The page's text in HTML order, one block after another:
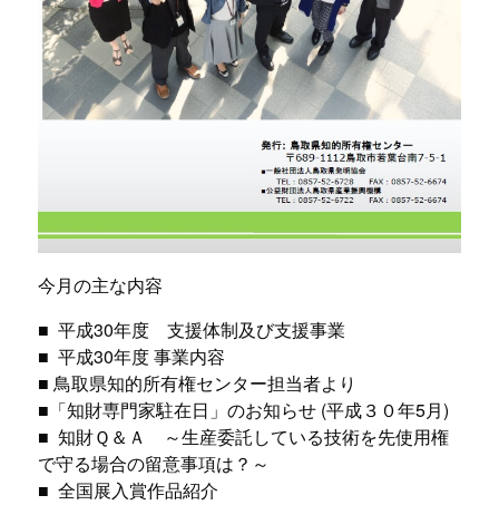
今月の主な内容
■ 平成30年度 支援体制及び支援事業
■ 平成30年度 事業内容
■ 鳥取県知的所有権センター担当者より
■「知財専門家駐在日」のお知らせ (平成３０年5月)
■ 知財Ｑ＆Ａ ～生産委託している技術を先使用権
で守る場合の留意事項は？～
■ 全国展入賞作品紹介